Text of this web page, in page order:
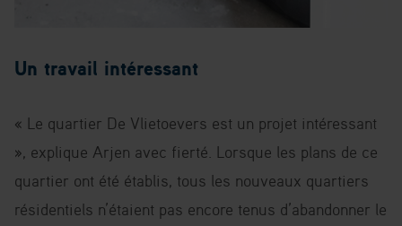
Un travail intéressant
« Le quartier De Vlietoevers est un projet intéressant
», explique Arjen avec fierté. Lorsque les plans de ce
quartier ont été établis, tous les nouveaux quartiers
résidentiels n’étaient pas encore tenus d’abandonner le